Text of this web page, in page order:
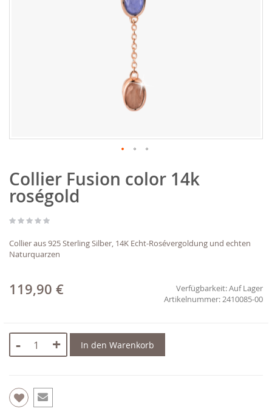
Anfang
der
Bildgalerie
Collier Fusion color 14k
roségold
Collier aus 925 Sterling Silber, 14K Echt-Rosévergoldung und echten
Naturquarzen
119,90 € Verfügbarkeit:Auf Lager
2410085-00
- + In den Warenkorb